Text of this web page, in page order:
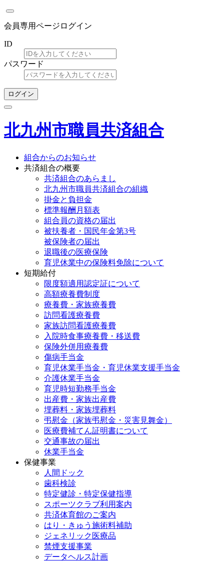
会員専用ページログイン
ID
パスワード
ログイン
北九州市職員共済組合
組合からのお知らせ
共済組合の概要
共済組合のあらまし
北九州市職員共済組合の組織
掛金と負担金
標準報酬月額表
組合員の資格の届出
被扶養者・国民年金第3号
被保険者の届出
退職後の医療保険
育児休業中の保険料免除について
短期給付
限度額適用認定証について
高額療養費制度
療養費・家族療養費
訪問看護療養費
家族訪問看護療養費
入院時食事療養費・移送費
保険外併用療養費
傷病手当金
育児休業手当金・育児休業支援手当金
介護休業手当金
育児時短勤務手当金
出産費・家族出産費
埋葬料・家族埋葬料
弔慰金（家族弔慰金・災害見舞金）
医療費補てん証明書について
交通事故の届出
休業手当金
保健事業
人間ドック
歯科検診
特定健診・特定保健指導
スポーツクラブ利用案内
共済体育館のご案内
はり・きゅう施術料補助
ジェネリック医療品
禁煙支援事業
データヘルス計画